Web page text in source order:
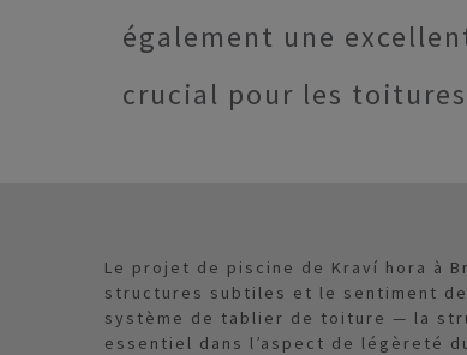
également une
crucial pour les
Le projet de piscine de Kraví hora à
structures subtiles et le sentiment de
système de tablier de toiture — la
essentiel dans l’aspect de légèreté